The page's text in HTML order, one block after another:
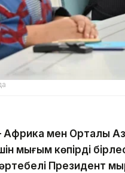
мен Орталық
мығым көпірді
Президент